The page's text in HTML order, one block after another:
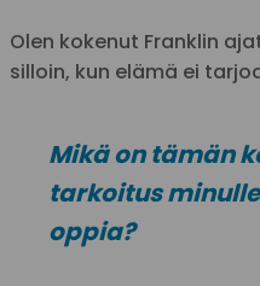
Olen kokenut Franklin
silloin, kun elämä ei
Mikä on tämän
tarkoitus
oppia?